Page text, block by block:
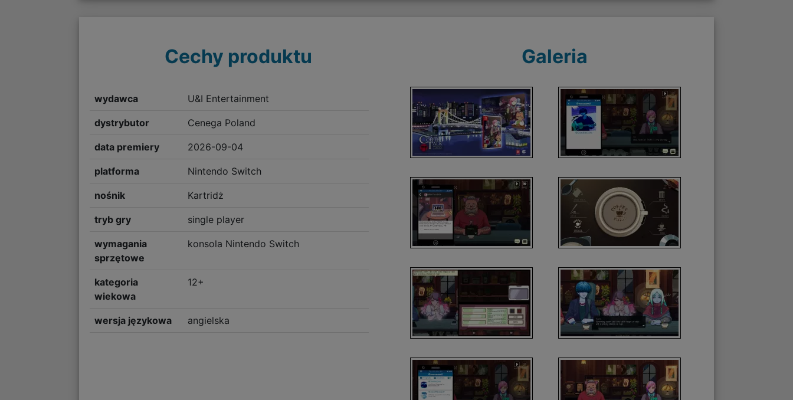
Cechy produktu
wydawca U&I Entertainment
dystrybutor Cenega Poland
data premiery 2026-09-04
platforma Nintendo Switch
nośnik Kartridż
tryb gry single player
wymagania
sprzętowe
konsola Nintendo Switch
kategoria
wiekowa
12+
wersja językowa angielska
Galeria